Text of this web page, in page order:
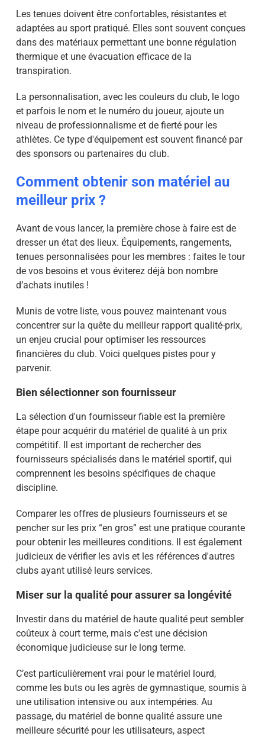
Les tenues doivent être confortables, résistantes et
adaptées au sport pratiqué. Elles sont souvent conçues
dans des matériaux permettant une bonne régulation
thermique et une évacuation efficace de la
transpiration.
La personnalisation, avec les couleurs du club, le logo
et parfois le nom et le numéro du joueur, ajoute un
niveau de professionnalisme et de fierté pour les
athlètes. Ce type d'équipement est souvent financé par
des sponsors ou partenaires du club.
Comment obtenir son matériel au
meilleur prix ?
Avant de vous lancer, la première chose à faire est de
dresser un état des lieux. Équipements, rangements,
tenues personnalisées pour les membres : faites le tour
de vos besoins et vous éviterez déjà bon nombre
d’achats inutiles !
Munis de votre liste, vous pouvez maintenant vous
concentrer sur la quête du meilleur rapport qualité-prix,
un enjeu crucial pour optimiser les ressources
financières du club. Voici quelques pistes pour y
parvenir.
Bien sélectionner son fournisseur
La sélection d'un fournisseur fiable est la première
étape pour acquérir du matériel de qualité à un prix
compétitif. Il est important de rechercher des
fournisseurs spécialisés dans le matériel sportif, qui
comprennent les besoins spécifiques de chaque
discipline.
Comparer les offres de plusieurs fournisseurs et se
pencher sur les prix “en gros” est une pratique courante
pour obtenir les meilleures conditions. Il est également
judicieux de vérifier les avis et les références d'autres
clubs ayant utilisé leurs services.
Miser sur la qualité pour assurer sa longévité
Investir dans du matériel de haute qualité peut sembler
coûteux à court terme, mais c'est une décision
économique judicieuse sur le long terme.
C’est particulièrement vrai pour le matériel lourd,
comme les buts ou les agrès de gymnastique, soumis à
une utilisation intensive ou aux intempéries. Au
passage, du matériel de bonne qualité assure une
meilleure sécurité pour les utilisateurs, aspect